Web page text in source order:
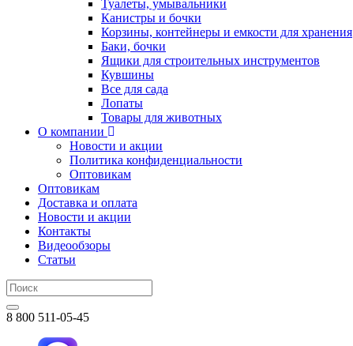
Туалеты, умывальники
Канистры и бочки
Корзины, контейнеры и емкости для хранения
Баки, бочки
Ящики для строительных инструментов
Кувшины
Все для сада
Лопаты
Товары для животных
О компании
Новости и акции
Политика конфиденциальности
Оптовикам
Оптовикам
Доставка и оплата
Новости и акции
Контакты
Видеообзоры
Статьи
8 800 511-05-45